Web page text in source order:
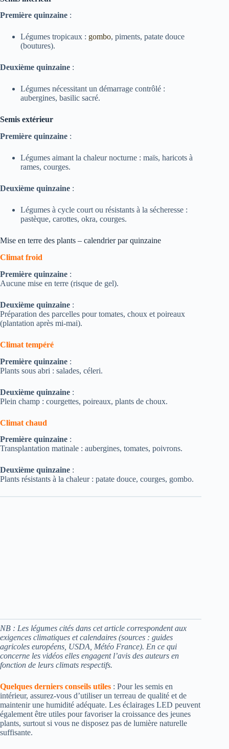
Première quinzaine :
Légumes tropicaux : gombo, piments, patate douce
(boutures).
Deuxième quinzaine :
Légumes nécessitant un démarrage contrôlé :
aubergines, basilic sacré.
Semis extérieur
Première quinzaine :
Légumes aimant la chaleur nocturne : maïs, haricots à
rames, courges.
Deuxième quinzaine :
Légumes à cycle court ou résistants à la sécheresse :
pastèque, carottes, okra, courges.
Mise en terre des plants – calendrier par quinzaine
Climat froid
Première quinzaine :
Aucune mise en terre (risque de gel).
Deuxième quinzaine :
Préparation des parcelles pour tomates, choux et poireaux
(plantation après mi-mai).
Climat tempéré
Première quinzaine :
Plants sous abri : salades, céleri.
Deuxième quinzaine :
Plein champ : courgettes, poireaux, plants de choux.
Climat chaud
Première quinzaine :
Transplantation matinale : aubergines, tomates, poivrons.
Deuxième quinzaine :
Plants résistants à la chaleur : patate douce, courges, gombo.
NB : Les légumes cités dans cet article correspondent aux
exigences climatiques et calendaires (sources : guides
agricoles européens, USDA, Météo France). En ce qui
concerne les vidéos elles engagent l’avis des auteurs en
fonction de leurs climats respectifs.
Quelques derniers conseils utiles : Pour les semis en
intérieur, assurez-vous d’utiliser un terreau de qualité et de
maintenir une humidité adéquate. Les éclairages LED peuvent
également être utiles pour favoriser la croissance des jeunes
plants, surtout si vous ne disposez pas de lumière naturelle
suffisante.